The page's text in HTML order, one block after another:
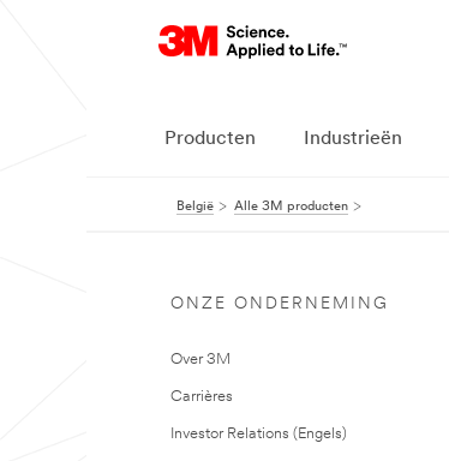
Producten Industrieën
België Alle 3M producten
ONZE ONDERNEMING
Over 3M
Carrières
Investor Relations (Engels)